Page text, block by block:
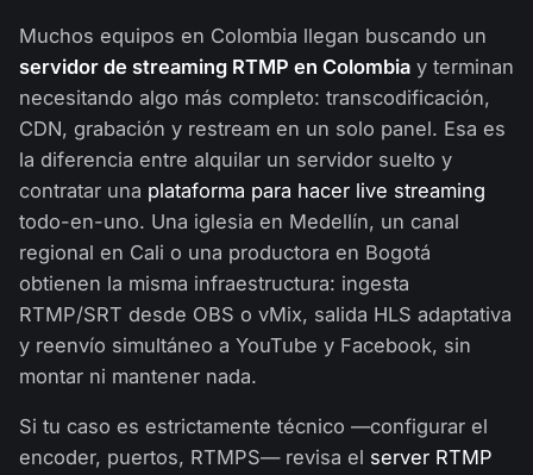
Muchos equipos en Colombia llegan buscando un
servidor de streaming RTMP en Colombia y terminan
necesitando algo más completo: transcodificación,
CDN, grabación y restream en un solo panel. Esa es
la diferencia entre alquilar un servidor suelto y
contratar una plataforma para hacer live streaming
todo-en-uno. Una iglesia en Medellín, un canal
regional en Cali o una productora en Bogotá
obtienen la misma infraestructura: ingesta
RTMP/SRT desde OBS o vMix, salida HLS adaptativa
y reenvío simultáneo a YouTube y Facebook, sin
montar ni mantener nada.
Si tu caso es estrictamente técnico —configurar el
encoder, puertos, RTMPS— revisa el server RTMP